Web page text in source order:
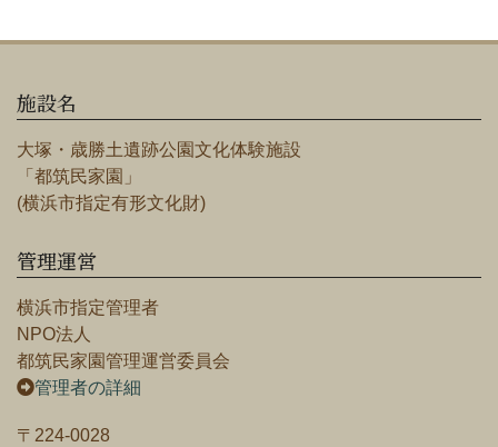
施設名
大塚・歳勝土遺跡公園文化体験施設
「都筑民家園」
(横浜市指定有形文化財)
管理運営
横浜市指定管理者
NPO法人
都筑民家園管理運営委員会
管理者の詳細
〒224-0028